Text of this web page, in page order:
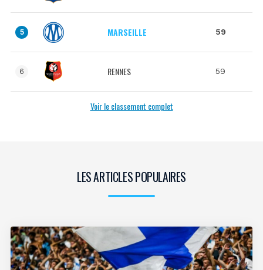
5 MARSEILLE 59
6 RENNES 59
Voir le classement complet
LES ARTICLES POPULAIRES